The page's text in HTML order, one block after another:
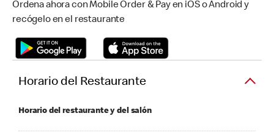
Ordena ahora con Mobile Order & Pay en iOS o Android y
recógelo en el restaurante
Horario del Restaurante
Horario del restaurante y del salón